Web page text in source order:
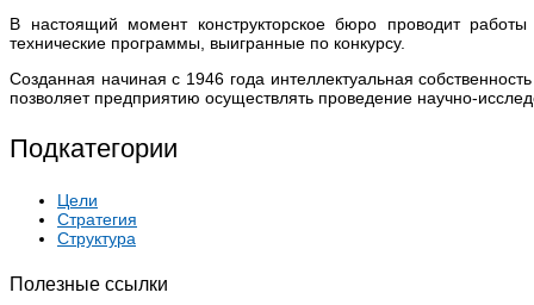
В настоящий момент конструкторское бюро проводит
технические программы, выигранные по конкурсу.
Созданная начиная с 1946 года интеллектуальная
позволяет предприятию осуществлять проведение научно-
Подкатегории
Цели
Стратегия
Структура
Полезные ссылки